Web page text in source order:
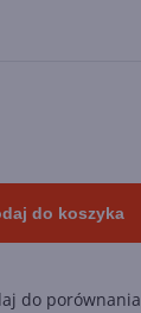
do koszyka
do porównania